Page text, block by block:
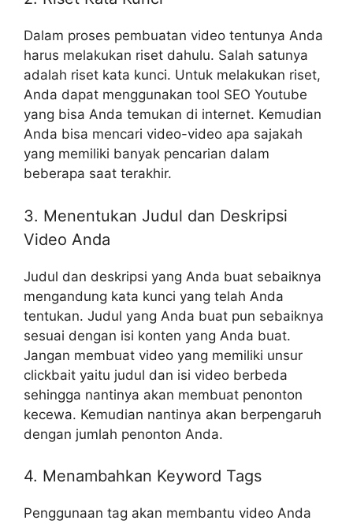
Dalam proses pembuatan video tentunya Anda
harus melakukan riset dahulu. Salah satunya
adalah riset kata kunci. Untuk melakukan riset,
Anda dapat menggunakan tool SEO Youtube
yang bisa Anda temukan di internet. Kemudian
Anda bisa mencari video-video apa sajakah
yang memiliki banyak pencarian dalam
beberapa saat terakhir.
3. Menentukan Judul dan Deskripsi
Video Anda
Judul dan deskripsi yang Anda buat sebaiknya
mengandung kata kunci yang telah Anda
tentukan. Judul yang Anda buat pun sebaiknya
sesuai dengan isi konten yang Anda buat.
Jangan membuat video yang memiliki unsur
clickbait yaitu judul dan isi video berbeda
sehingga nantinya akan membuat penonton
kecewa. Kemudian nantinya akan berpengaruh
dengan jumlah penonton Anda.
4. Menambahkan Keyword Tags
Penggunaan tag akan membantu video Anda